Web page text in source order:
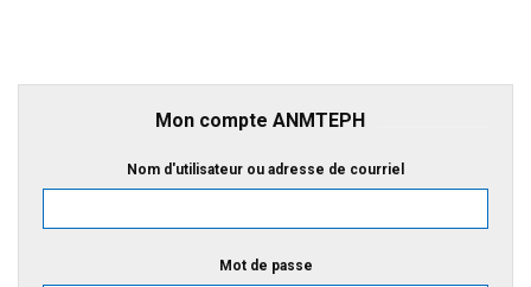
Mon compte ANMTEPH
Nom d'utilisateur ou adresse de courriel
Mot de passe